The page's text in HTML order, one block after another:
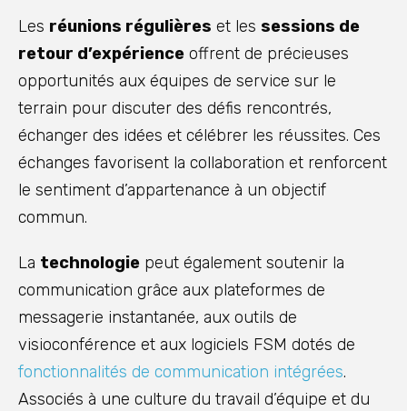
Les réunions régulières et les sessions de
retour d’expérience offrent de précieuses
opportunités aux équipes de service sur le
terrain pour discuter des défis rencontrés,
échanger des idées et célébrer les réussites. Ces
échanges favorisent la collaboration et renforcent
le sentiment d’appartenance à un objectif
commun.
La technologie peut également soutenir la
communication grâce aux plateformes de
messagerie instantanée, aux outils de
visioconférence et aux logiciels FSM dotés de
fonctionnalités de communication intégrées.
Associés à une culture du travail d’équipe et du